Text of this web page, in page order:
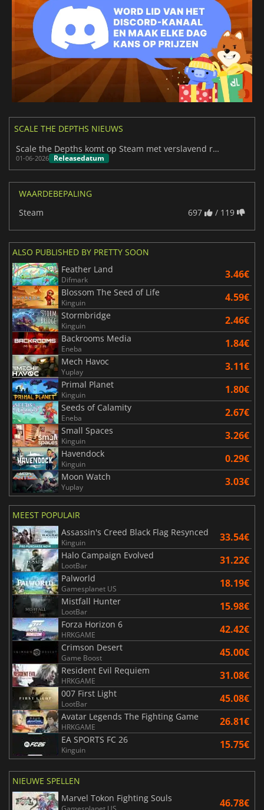
SCALE THE DEPTHS NIEUWS
Scale the Depths komt op Steam met verslavend robotvissen
01-06-2026 Releasedatum
WAARDEBEPALING
Steam
697 / 119
ALSO PUBLISHED BY PRETTY SOON
Feather Land
Difmark 3.46€
Blossom The Seed of Life
Kinguin 4.59€
Stormbridge
Kinguin 2.46€
Backrooms Media
Eneba 1.84€
Mech Havoc
Yuplay 3.11€
Primal Planet
Kinguin 1.80€
Seeds of Calamity
Eneba 2.67€
Small Spaces
Kinguin 3.26€
Havendock
Kinguin 0.29€
Moon Watch
Yuplay 3.03€
MEEST POPULAIR
Assassin's Creed Black Flag Resynced
Kinguin 33.54€
Halo Campaign Evolved
LootBar 31.22€
Palworld
Gamesplanet US 18.19€
Mistfall Hunter
LootBar 15.98€
Forza Horizon 6
HRKGAME 42.42€
Crimson Desert
Game Boost 45.00€
Resident Evil Requiem
HRKGAME 31.08€
007 First Light
LootBar 45.08€
Avatar Legends The Fighting Game
HRKGAME 26.81€
EA SPORTS FC 26
Kinguin 15.75€
NIEUWE SPELLEN
Marvel Tokon Fighting Souls
46.78€